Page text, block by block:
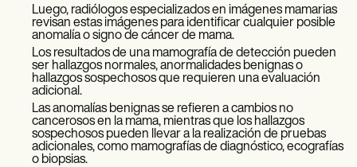
Luego, radiólogos especializados en imágenes mamarias
revisan estas imágenes para identificar cualquier posible
anomalía o signo de cáncer de mama.
Los resultados de una mamografía de detección pueden
ser hallazgos normales, anormalidades benignas o
hallazgos sospechosos que requieren una evaluación
adicional.
Las anomalías benignas se refieren a cambios no
cancerosos en la mama, mientras que los hallazgos
sospechosos pueden llevar a la realización de pruebas
adicionales, como mamografías de diagnóstico, ecografías
o biopsias.